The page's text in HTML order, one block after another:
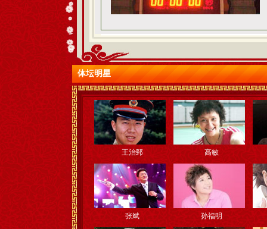
体坛明星
王治郅 高敏
张斌 孙福明